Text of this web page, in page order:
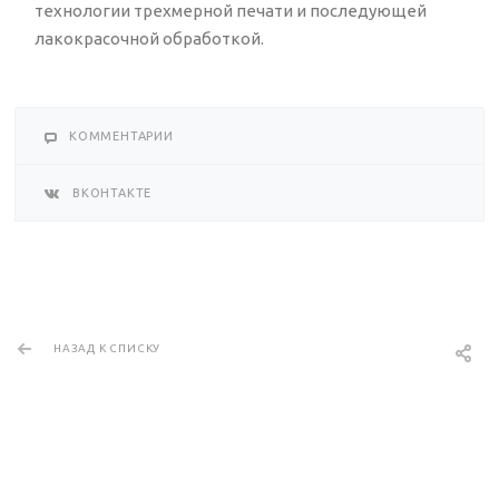
технологии трехмерной печати и последующей
лакокрасочной обработкой.
КОММЕНТАРИИ
ВКОНТАКТЕ
НАЗАД К СПИСКУ